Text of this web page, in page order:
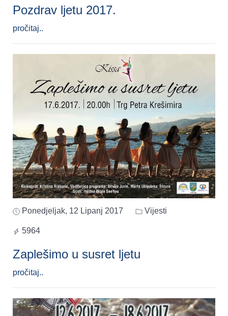
Pozdrav ljetu 2017.
pročitaj..
Ponedjeljak, 12 Lipanj 2017 Vijesti
5964
Zaplešimo u susret ljetu
pročitaj..